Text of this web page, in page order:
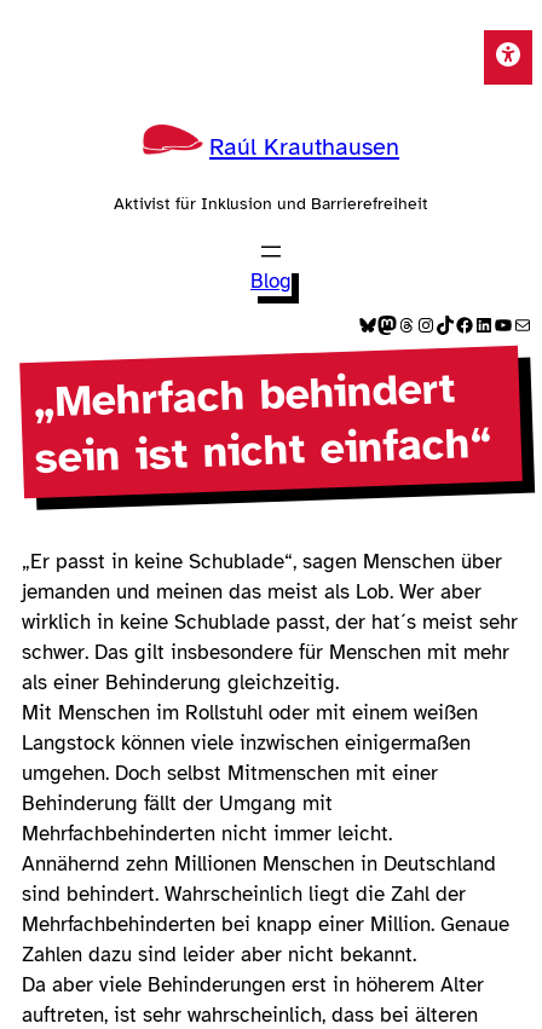
Raúl Krauthausen
Aktivist für Inklusion und Barrierefreiheit
Blog
Bluesky Mastodon Threads Instagram TikTok Facebook LinkedIn YouTube E-Mail
„Mehrfach behindert
sein ist nicht einfach“
„Er passt in keine Schublade“, sagen Menschen über
jemanden und meinen das meist als Lob. Wer aber
wirklich in keine Schublade passt, der hat´s meist sehr
schwer. Das gilt insbesondere für Menschen mit mehr
als einer Behinderung gleichzeitig.
Mit Menschen im Rollstuhl oder mit einem weißen
Langstock können viele inzwischen einigermaßen
umgehen. Doch selbst Mitmenschen mit einer
Behinderung fällt der Umgang mit
Mehrfachbehinderten nicht immer leicht.
Annähernd zehn Millionen Menschen in Deutschland
sind behindert. Wahrscheinlich liegt die Zahl der
Mehrfachbehinderten bei knapp einer Million. Genaue
Zahlen dazu sind leider aber nicht bekannt.
Da aber viele Behinderungen erst in höherem Alter
auftreten, ist sehr wahrscheinlich, dass bei älteren